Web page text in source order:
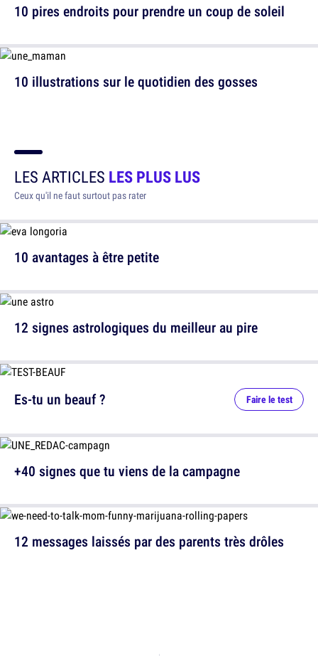
10 pires endroits pour prendre un coup de soleil
10 illustrations sur le quotidien des gosses
LES ARTICLES LES PLUS LUS
Ceux qu'il ne faut surtout pas rater
10 avantages à être petite
12 signes astrologiques du meilleur au pire
12 messages laissés par des parents très drôles
Es-tu un beauf ? Faire le test
+40 signes que tu viens de la campagne